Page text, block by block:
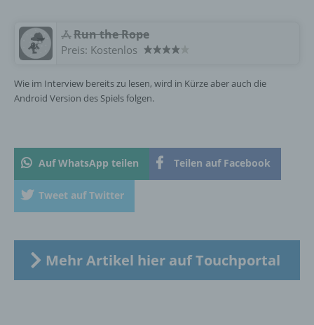
‎Run the Rope
Preis: Kostenlos
Wie im Interview bereits zu lesen, wird in Kürze aber auch die
Android Version des Spiels folgen.
Auf WhatsApp teilen Teilen auf Facebook
Tweet auf Twitter
Mehr Artikel hier auf Touchportal
juristische Person, Behörde, Einrichtung
oder andere Stelle, die allein oder
gemeinsam mit anderen über die Zwecke
personenbezogenen Daten entscheidet.
Sind die Zwecke und Mittel dieser
beziehungsweise können die bestimmten
Kriterien seiner Benennung nach dem
Unionsrecht oder dem Recht der
Mitgliedstaaten vorgesehen werden.
h) Auftragsverarbeiter